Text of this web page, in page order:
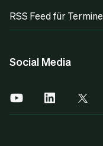
RSS Feed für Termine
Social Media